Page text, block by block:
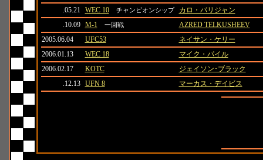
.05.21
WEC 10 チャンピオンシップ
カロ・パリジャン
.10.09
M-1 一回戦
AZRED TELKUSHEEV
2005.06.04
UFC53
ネイサン・ケリー
2006.01.13
WEC 18
マイク・パイル
2006.02.17
KOTC
ジェイソン･ブラック
.12.13
UFN 8 マーカス・デイビス